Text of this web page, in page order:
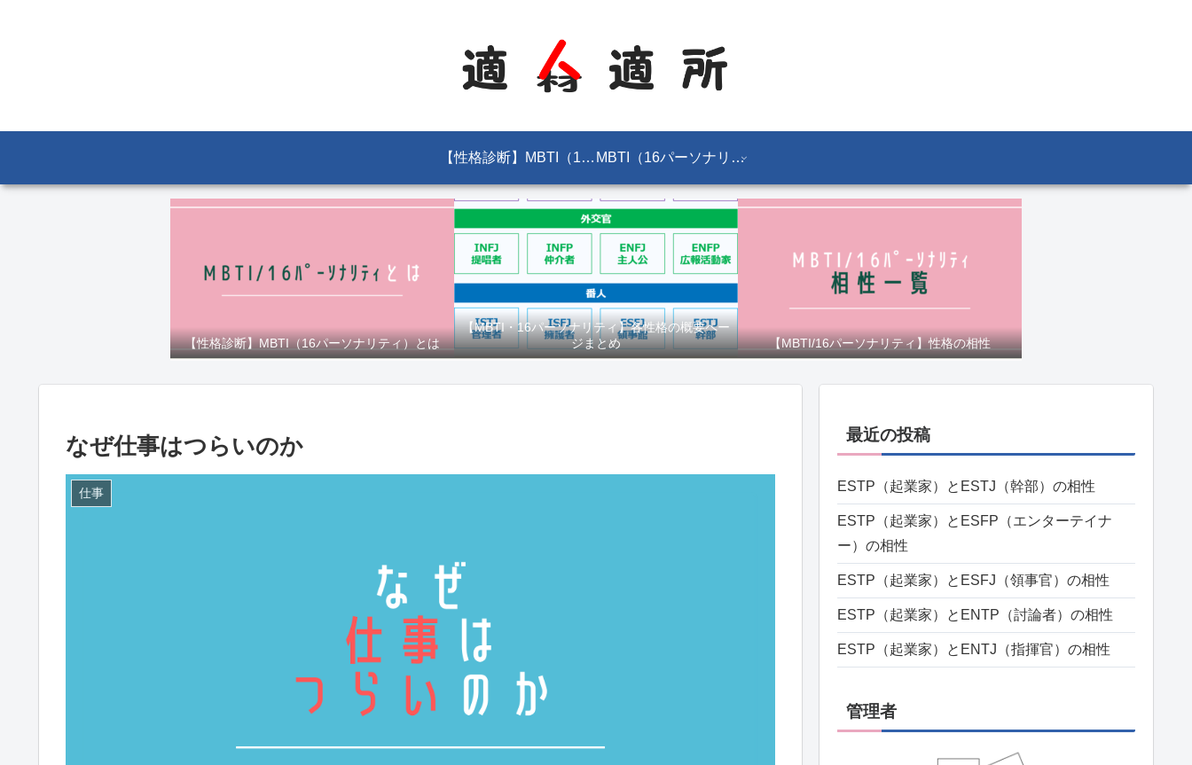
【性格診断】MBTI（16パーソナリティ）とは MBTI（16パーソナリティ）
【性格診断】MBTI（16パーソナリティ）とは
【MBTI・16パーソナリティ】各性格の概要ペー
ジまとめ
【MBTI/16パーソナリティ】性格の相性
なぜ仕事はつらいのか
仕事
最近の投稿
ESTP（起業家）とESTJ（幹部）の相性
ESTP（起業家）とESFP（エンターテイナ
ー）の相性
ESTP（起業家）とESFJ（領事官）の相性
ESTP（起業家）とENTP（討論者）の相性
ESTP（起業家）とENTJ（指揮官）の相性
管理者